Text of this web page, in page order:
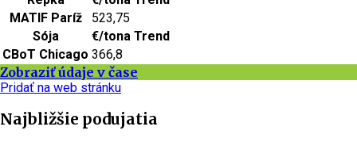
MATIF Paríž
523,75
Sója
€/tona Trend
CBoT Chicago 366,8
Zobraziť údaje v čase
Pridať na web stránku
Najbližšie podujatia